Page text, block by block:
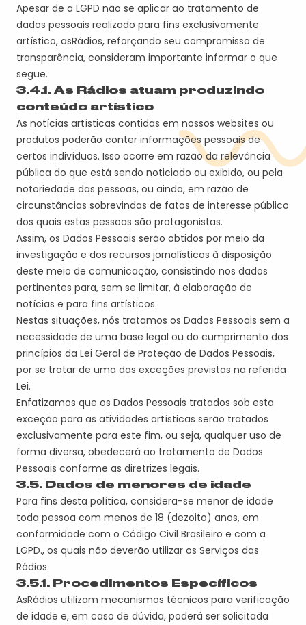
Apesar de a LGPD não se aplicar ao tratamento de
dados pessoais realizado para fins exclusivamente
artístico, asRádios, reforçando seu compromisso de
transparência, consideram importante informar o que
segue.
3.4.1. As Rádios atuam produzindo
conteúdo artístico
As notícias artísticas contidas em nossos websites ou
produtos poderão conter informações pessoais de
certos indivíduos. Isso ocorre em razão da relevância
pública do que está sendo noticiado ou exibido, ou pela
notoriedade das pessoas, ou ainda, em razão de
circunstâncias sobrevindas de fatos de interesse público
dos quais estas pessoas são protagonistas.
Assim, os Dados Pessoais serão obtidos por meio da
investigação e dos recursos jornalísticos à disposição
deste meio de comunicação, consistindo nos dados
pertinentes para, sem se limitar, à elaboração de
notícias e para fins artísticos.
Nestas situações, nós tratamos os Dados Pessoais sem a
necessidade de uma base legal ou do cumprimento dos
princípios da Lei Geral de Proteção de Dados Pessoais,
por se tratar de uma das exceções previstas na referida
Lei.
Enfatizamos que os Dados Pessoais tratados sob esta
exceção para as atividades artísticas serão tratados
exclusivamente para este fim, ou seja, qualquer uso de
forma diversa, obedecerá ao tratamento de Dados
Pessoais conforme as diretrizes legais.
3.5. Dados de menores de idade
Para fins desta política, considera-se menor de idade
toda pessoa com menos de 18 (dezoito) anos, em
conformidade com o Código Civil Brasileiro e com a
LGPD., os quais não deverão utilizar os Serviços das
Rádios.
3.5.1. Procedimentos Específicos
AsRádios utilizam mecanismos técnicos para verificação
de idade e, em caso de dúvida, poderá ser solicitada